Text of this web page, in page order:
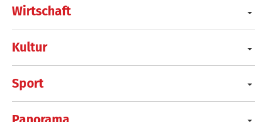
Wirtschaft
Kultur
Sport